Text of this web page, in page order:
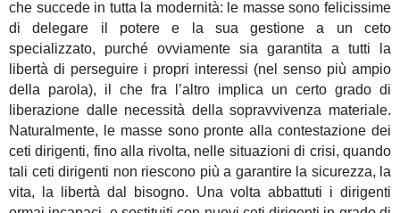
che succede in tutta la modernità: le masse sono felicissime
di delegare il potere e la sua gestione a un ceto
specializzato, purché ovviamente sia garantita a tutti la
libertà di perseguire i propri interessi (nel senso più ampio
della parola), il che fra l’altro implica un certo grado di
liberazione dalle necessità della sopravvivenza materiale.
Naturalmente, le masse sono pronte alla contestazione dei
ceti dirigenti, fino alla rivolta, nelle situazioni di crisi, quando
tali ceti dirigenti non riescono più a garantire la sicurezza, la
vita, la libertà dal bisogno. Una volta abbattuti i dirigenti